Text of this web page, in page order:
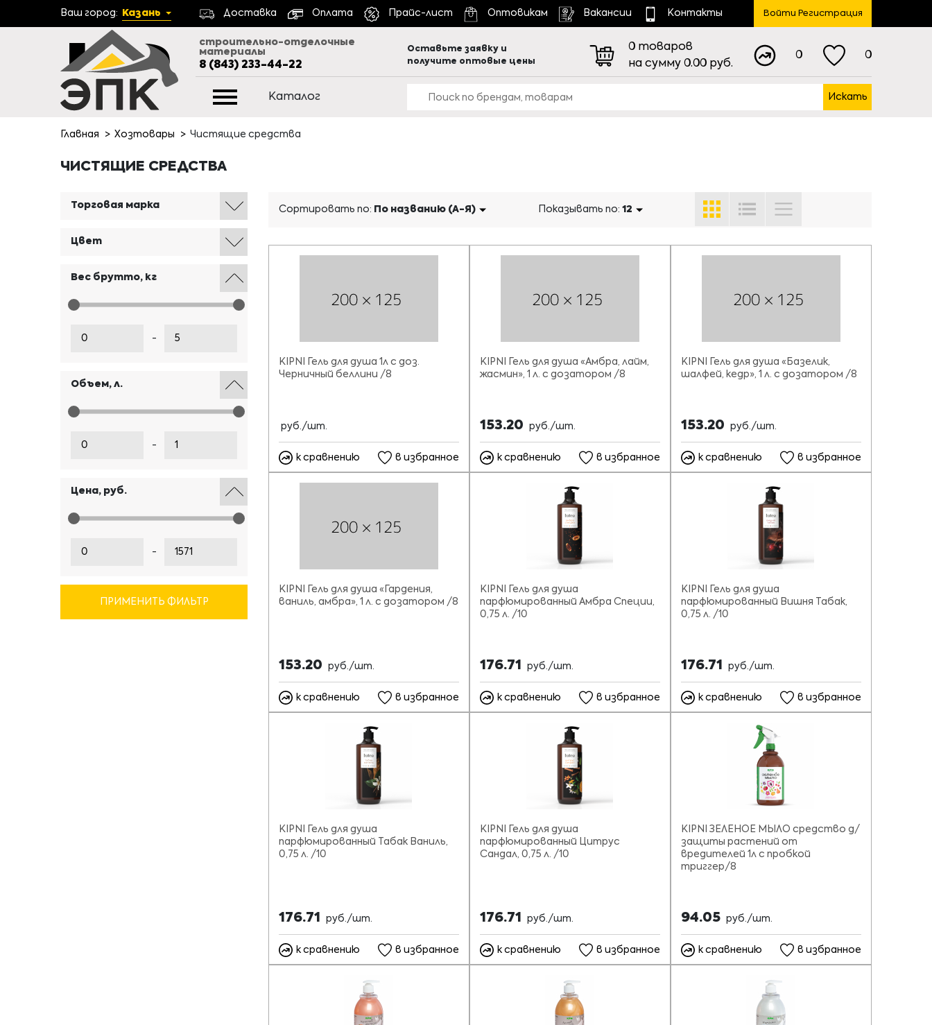
Ваш город: Казань Доставка Оплата Прайс-лист Оптовикам Вакансии Контакты Войти Регистрация
строительно-отделочные
материалы
8 (843) 233-44-22
Оставьте заявку и
получите оптовые цены
0 товаров
на сумму 0.00 руб.
0 0
Каталог Искать
Главная Хозтовары Чистящие средства
ЧИСТЯЩИЕ СРЕДСТВА
Торговая марка
Цвет
Вес брутто, кг
-
Объем, л.
-
Цена, руб.
-
ПРИМЕНИТЬ ФИЛЬТР
Сортировать по: По названию (А-Я) Показывать по: 12
KIPNI Гель для душа 1л с доз.
Черничный беллини /8
руб./шт.
к сравнению в избранное
KIPNI Гель для душа «Амбра, лайм,
жасмин», 1 л. с дозатором /8
153.20 руб./шт.
к сравнению в избранное
KIPNI Гель для душа «Базелик,
шалфей, кедр», 1 л. с дозатором /8
153.20 руб./шт.
к сравнению в избранное
KIPNI Гель для душа «Гардения,
ваниль, амбра», 1 л. с дозатором /8
153.20 руб./шт.
к сравнению в избранное
KIPNI Гель для душа
парфюмированный Амбра Специи,
0,75 л. /10
176.71 руб./шт.
к сравнению в избранное
KIPNI Гель для душа
парфюмированный Вишня Табак,
0,75 л. /10
176.71 руб./шт.
к сравнению в избранное
KIPNI Гель для душа
парфюмированный Табак Ваниль,
0,75 л. /10
176.71 руб./шт.
к сравнению в избранное
KIPNI Гель для душа
парфюмированный Цитрус
Сандал, 0,75 л. /10
176.71 руб./шт.
к сравнению в избранное
KIPNI ЗЕЛЕНОЕ МЫЛО средство д/
защиты растений от
вредителей 1л с пробкой
триггер/8
94.05 руб./шт.
к сравнению в избранное